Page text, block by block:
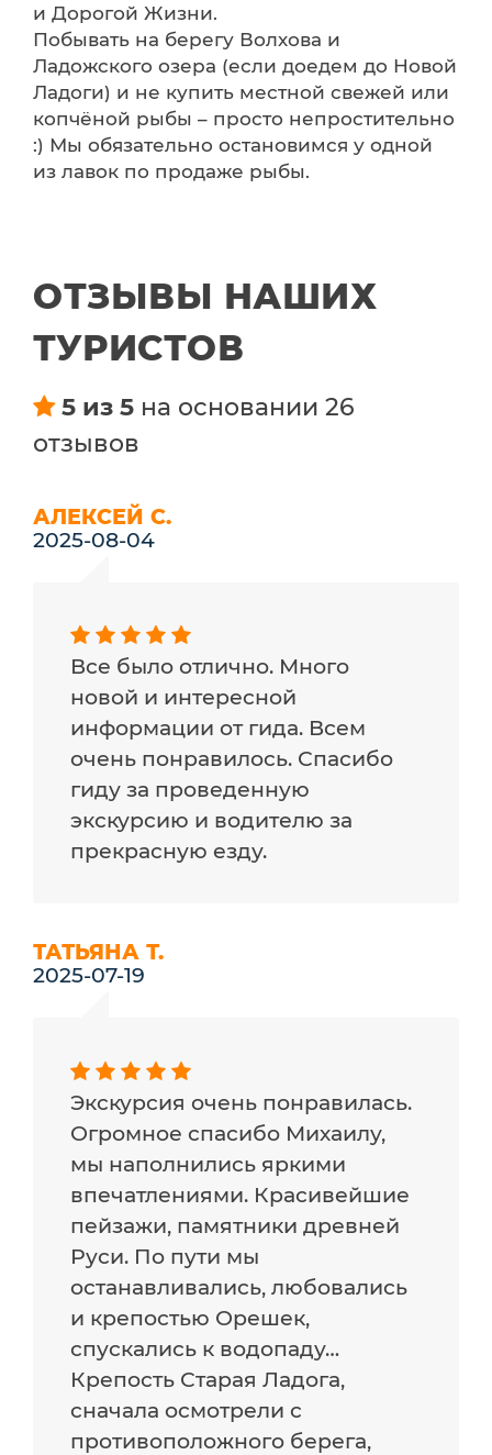
и Дорогой Жизни.
Побывать на берегу Волхова и
Ладожского озера (если доедем до Новой
Ладоги) и не купить местной свежей или
копчёной рыбы – просто непростительно
:) Мы обязательно остановимся у одной
из лавок по продаже рыбы.
ОТЗЫВЫ НАШИХ
ТУРИСТОВ
5 из 5 на основании 26
отзывов
АЛЕКСЕЙ С.
2025-08-04
Все было отлично. Много
новой и интересной
информации от гида. Всем
очень понравилось. Спасибо
гиду за проведенную
экскурсию и водителю за
прекрасную езду.
ТАТЬЯНА Т.
2025-07-19
Экскурсия очень понравилась.
Огромное спасибо Михаилу,
мы наполнились яркими
впечатлениями. Красивейшие
пейзажи, памятники древней
Руси. По пути мы
останавливались, любовались
и крепостью Орешек,
спускались к водопаду…
Крепость Старая Ладога,
сначала осмотрели с
противоположного берега,